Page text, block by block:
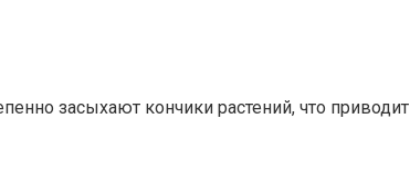
засыхают кончики растений, что приводит